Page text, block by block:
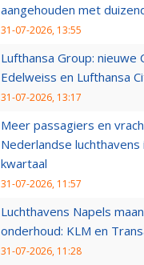
aangehouden met
31-07-2026, 13:55
Lufthansa Group: nieuwe
Edelweiss en Lufthansa
31-07-2026, 13:17
Meer passagiers en
Nederlandse
kwartaal
31-07-2026, 11:57
Luchthavens Napels
onderhoud: KLM en
31-07-2026, 11:28